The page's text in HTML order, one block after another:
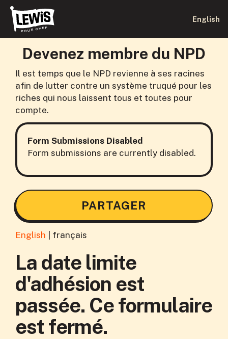
English
English français
La date limite
d'adhésion est
passée. Ce formulaire
est fermé.
Devenez membre du NPD
Il est temps que le NPD revienne à ses racines
afin de lutter contre un système truqué pour les
riches qui nous laissent tous et toutes pour
compte.
Form Submissions Disabled
Form submissions are currently disabled.
PARTAGER